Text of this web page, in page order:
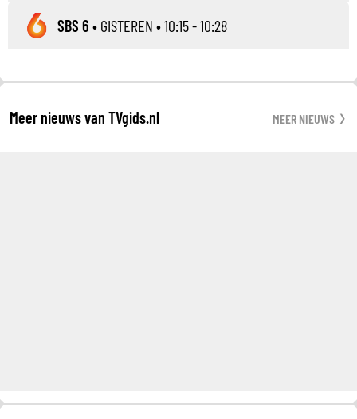
SBS 6 • GISTEREN • 10:15 - 10:28
Meer nieuws van TVgids.nl MEER NIEUWS